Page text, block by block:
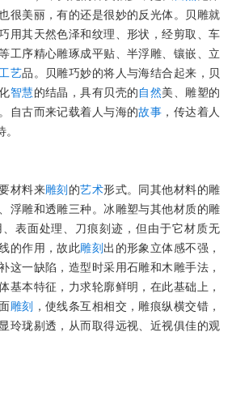
很美丽，有的还是很妙的反光体。贝雕就
用其天然色泽和纹理、形状，经剪取、车
工序精心雕琢成平贴、半浮雕、镶嵌、立
工艺品。贝雕巧妙的将人与海结合起来，贝
智慧的结晶，具有贝壳的自然美、雕塑的
自古而来记载着人与海的故事 ，传达着人
材料来雕刻 的艺术形式。同其他材料的雕
浮雕和透雕三种。冰雕塑与其他材质的雕
表面处理、刀痕刻迹，但由于它材质无
的作用，故此雕刻 出的形象立体感不强，
这一缺陷，造型时采用石雕和木雕手法，
基本特征，力求轮廓鲜明，在此基础上，
雕刻
，使线条互相相交，雕痕纵横交错，
玲珑剔透，从而取得远视、近视俱佳的观